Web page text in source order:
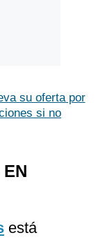
su oferta por
si no
está